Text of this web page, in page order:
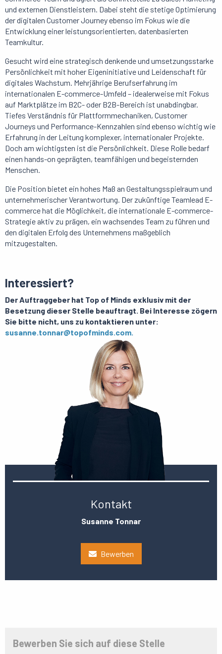
und externen Dienstleistern. Dabei steht die stetige Optimierung
der digitalen Customer Journey ebenso im Fokus wie die
Entwicklung einer leistungsorientierten, datenbasierten
Teamkultur.
Gesucht wird eine strategisch denkende und umsetzungsstarke
Persönlichkeit mit hoher Eigeninitiative und Leidenschaft für
digitales Wachstum. Mehrjährige Berufserfahrung im
internationalen E-commerce-Umfeld – idealerweise mit Fokus
auf Marktplätze im B2C- oder B2B-Bereich ist unabdingbar.
Tiefes Verständnis für Plattformmechaniken, Customer
Journeys und Performance-Kennzahlen sind ebenso wichtig wie
Erfahrung in der Leitung komplexer, internationaler Projekte.
Doch am wichtigsten ist die Persönlichkeit. Diese Rolle bedarf
einen hands-on geprägten, teamfähigen und begeisternden
Menschen.
Die Position bietet ein hohes Maß an Gestaltungsspielraum und
unternehmerischer Verantwortung. Der zukünftige Teamlead E-
commerce hat die Möglichkeit, die internationale E-commerce-
Strategie aktiv zu prägen, ein wachsendes Team zu führen und
den digitalen Erfolg des Unternehmens maßgeblich
mitzugestalten.
Interessiert?
Der Auftraggeber hat Top of Minds exklusiv mit der
Besetzung dieser Stelle beauftragt. Bei Interesse zögern
Sie bitte nicht, uns zu kontaktieren unter:
susanne.tonnar@topofminds.com.
Kontakt
Susanne Tonnar
Bewerben
Bewerben Sie sich auf diese Stelle